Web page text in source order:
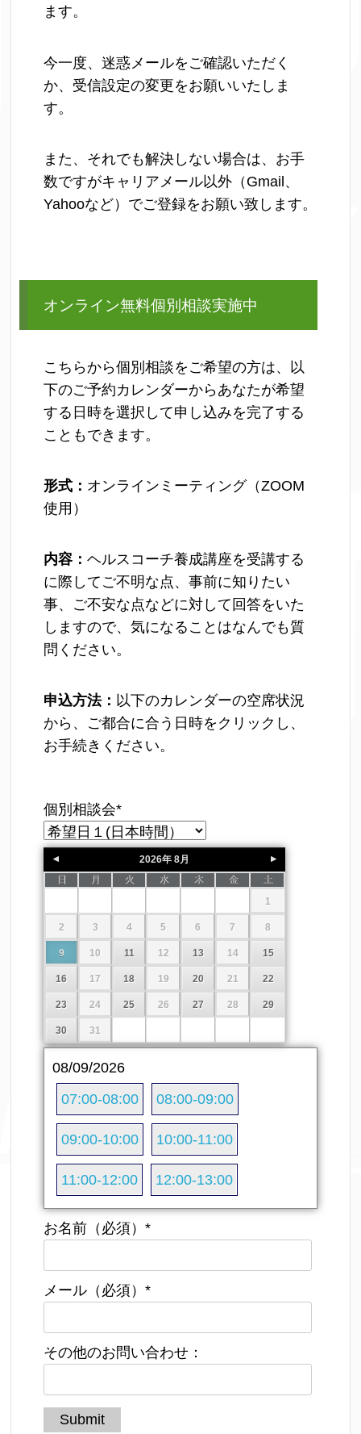
ます。
今一度、迷惑メールをご確認いただく
か、受信設定の変更をお願いいたしま
す。
また、それでも解決しない場合は、お手
数ですがキャリアメール以外（Gmail、
Yahooなど）でご登録をお願い致します。
オンライン無料個別相談実施中
こちらから個別相談をご希望の方は、以
下のご予約カレンダーからあなたが希望
する日時を選択して申し込みを完了する
こともできます。
形式： オンラインミーティング（ZOOM
使用）
内容：ヘルスコーチ養成講座を受講する
に際してご不明な点、事前に知りたい
事、ご不安な点などに対して回答をいた
しますので、気になることはなんでも質
問ください。
申込方法： 以下のカレンダーの空席状況
から、ご都合に合う日時をクリックし、
お手続きください。
個別相談会*
2026年8月
日
月 火 水 木 金
土
1
2 3 4 5 6 7 8
9 10 11 12 13 14 15
16 17 18 19 20 21 22
23 24 25 26 27 28 29
30 31
08/09/2026
07:00-08:00
08:00-09:00
09:00-10:00 10:00-11:00
11:00-12:00 12:00-13:00
お名前（必須）*
メール（必須）*
その他のお問い合わせ：
Submit